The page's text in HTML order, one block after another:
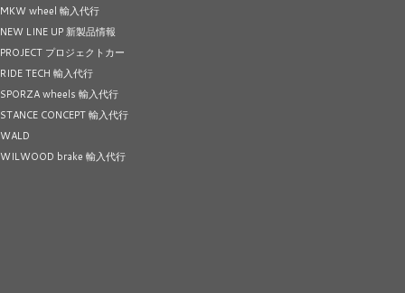
MKW wheel 輸入代行
NEW LINE UP 新製品情報
PROJECT プロジェクトカー
RIDE TECH 輸入代行
SPORZA wheels 輸入代行
STANCE CONCEPT 輸入代行
WALD
WILWOOD brake 輸入代行